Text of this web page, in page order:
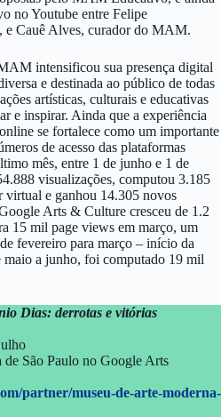
no Youtube entre Felipe
e Cauê Alves, curador do MAM.
intensificou sua presença digital
e destinada ao público de todas
artísticas, culturais e educativas
e inspirar. Ainda que a experiência
se fortalece como um importante
de acesso das plataformas
mês, entre 1 de junho e 1 de
visualizações, computou 3.185
virtual e ganhou 14.305 novos
Arts & Culture cresceu de 1.2
15 mil page views em março, um
fevereiro para março – início da
a junho, foi computado 19 mil
Dias: derrotas e vitórias
São Paulo no Google Arts
partner/museu-de-arte-moderna-